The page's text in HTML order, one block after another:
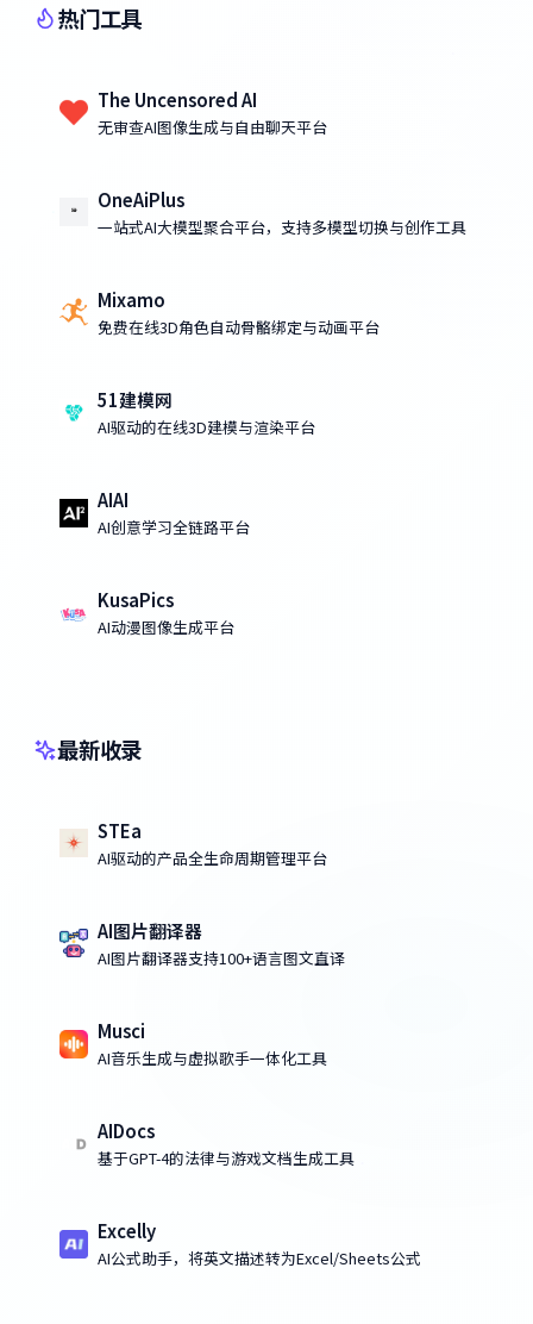
热门工具
The Uncensored AI
无审查AI图像生成与自由聊天平台
OneAiPlus
一站式AI大模型聚合平台，支持多模型切换与创作工具
Mixamo
免费在线3D角色自动骨骼绑定与动画平台
51建模网
AI驱动的在线3D建模与渲染平台
AIAI
AI创意学习全链路平台
KusaPics
AI动漫图像生成平台
最新收录
STEa
AI驱动的产品全生命周期管理平台
AI图片翻译器
AI图片翻译器支持100+语言图文直译
Musci
AI音乐生成与虚拟歌手一体化工具
AIDocs
基于GPT-4的法律与游戏文档生成工具
Excelly
AI公式助手，将英文描述转为Excel/Sheets公式